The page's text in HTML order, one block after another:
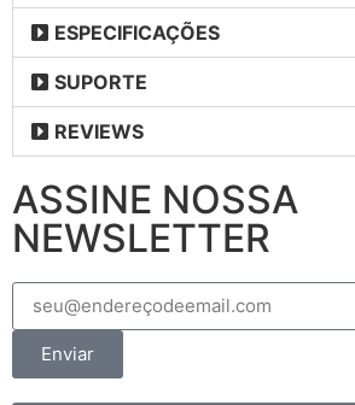
ESPECIFICAÇÕES
SUPORTE
REVIEWS
ASSINE NOSSA
NEWSLETTER
Enviar